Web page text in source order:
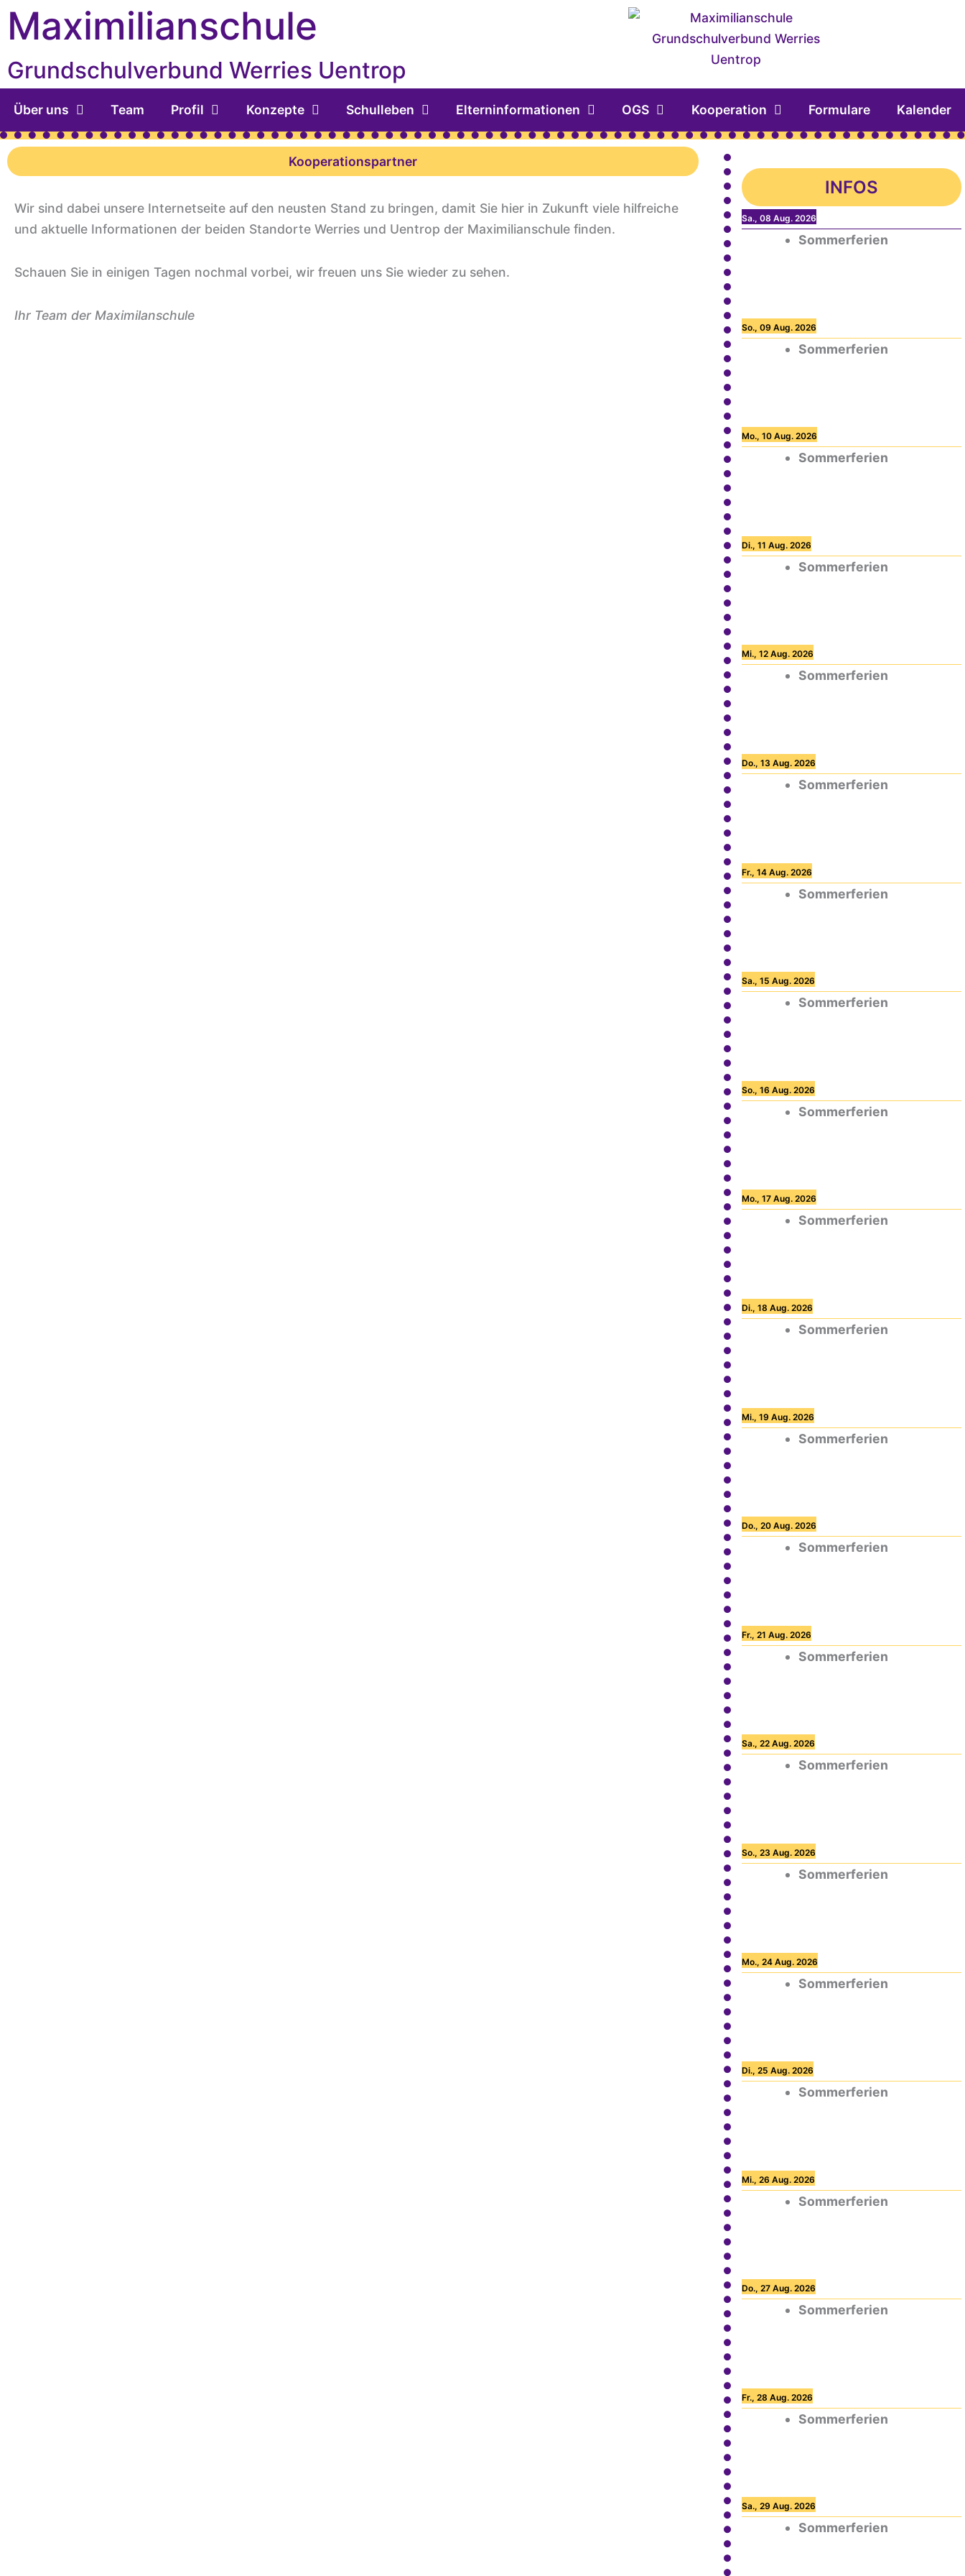
springen
Zum
Inhalt
Maximilianschule
Grundschulverbund Werries Uentrop
Über uns Team Profil Konzepte Schulleben Elterninformationen OGS Kooperation Formulare Kalender
Kooperationspartner
Wir sind dabei unsere Internetseite auf den neusten Stand zu bringen, damit Sie hier in Zukunft viele hilfreiche
und aktuelle Informationen der beiden Standorte Werries und Uentrop der Maximilianschule finden.
Schauen Sie in einigen Tagen nochmal vorbei, wir freuen uns Sie wieder zu sehen.
Ihr Team der Maximilanschule
INFOS
Sa., 08 Aug. 2026
Sommerferien
So., 09 Aug. 2026
Sommerferien
Mo., 10 Aug. 2026
Sommerferien
Di., 11 Aug. 2026
Sommerferien
Mi., 12 Aug. 2026
Sommerferien
Do., 13 Aug. 2026
Sommerferien
Fr., 14 Aug. 2026
Sommerferien
Sa., 15 Aug. 2026
Sommerferien
So., 16 Aug. 2026
Sommerferien
Mo., 17 Aug. 2026
Sommerferien
Di., 18 Aug. 2026
Sommerferien
Mi., 19 Aug. 2026
Sommerferien
Do., 20 Aug. 2026
Sommerferien
Fr., 21 Aug. 2026
Sommerferien
Sa., 22 Aug. 2026
Sommerferien
So., 23 Aug. 2026
Sommerferien
Mo., 24 Aug. 2026
Sommerferien
Di., 25 Aug. 2026
Sommerferien
Mi., 26 Aug. 2026
Sommerferien
Do., 27 Aug. 2026
Sommerferien
Fr., 28 Aug. 2026
Sommerferien
Sa., 29 Aug. 2026
Sommerferien